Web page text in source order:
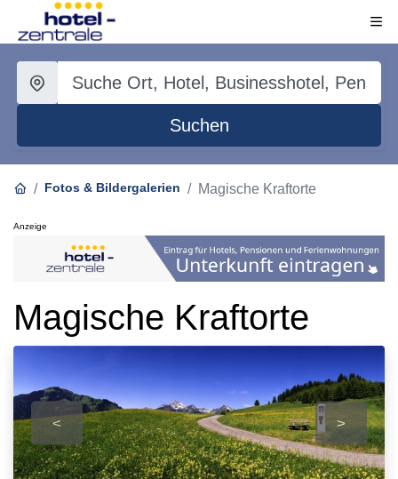
Suchen
Fotos & Bildergalerien Magische Kraftorte
Anzeige
Magische Kraftorte
< >